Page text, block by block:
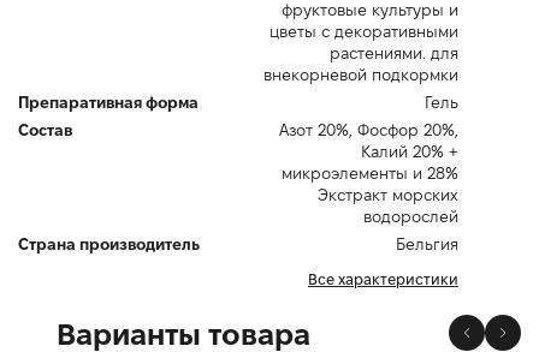
фруктовые культуры и
цветы с декоративными
растениями. для
внекорневой подкормки
Препаративная форма
Гель
Состав
Азот 20%, Фосфор 20%,
Калий 20% +
микроэлементы и 28%
Экстракт морских
водорослей
Страна производитель
Бельгия
Все характеристики
Варианты товара